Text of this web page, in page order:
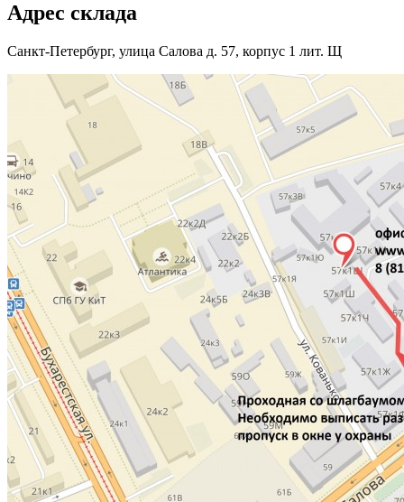
Адрес склада
Санкт-Петербург, улица Салова д. 57, корпус 1 лит. Щ